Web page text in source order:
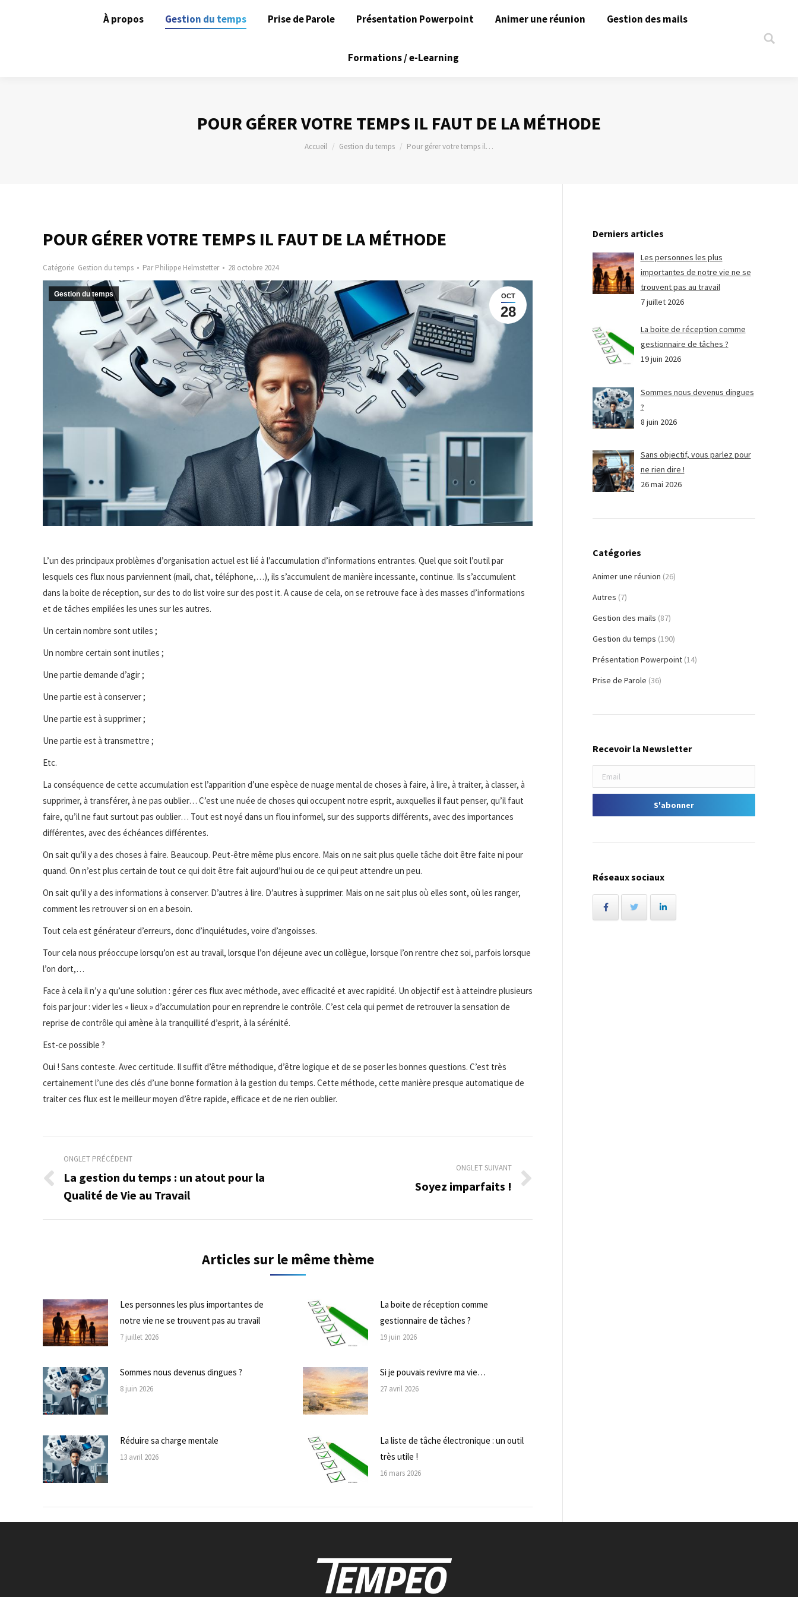
À propos Gestion du temps Prise de Parole Présentation Powerpoint Animer une réunion Gestion des mails
Formations / e-Learning
Search:
POUR GÉRER VOTRE TEMPS IL FAUT DE LA MÉTHODE
Vous êtes ici :
Accueil Gestion du temps Pour gérer votre temps il…
POUR GÉRER VOTRE TEMPS IL FAUT DE LA MÉTHODE
Catégorie Gestion du temps ParPhilippe Helmstetter 28 octobre 2024
OCT
28
Gestion du temps
L’un des principaux problèmes d’organisation actuel est lié à l’accumulation d’informations entrantes. Quel que soit l’outil par
lesquels ces flux nous parviennent (mail, chat, téléphone,…), ils s’accumulent de manière incessante, continue. Ils s’accumulent
dans la boite de réception, sur des to do list voire sur des post it. A cause de cela, on se retrouve face à des masses d’informations
et de tâches empilées les unes sur les autres.
Un certain nombre sont utiles ;
Un nombre certain sont inutiles ;
Une partie demande d’agir ;
Une partie est à conserver ;
Une partie est à supprimer ;
Une partie est à transmettre ;
Etc.
La conséquence de cette accumulation est l’apparition d’une espèce de nuage mental de choses à faire, à lire, à traiter, à classer, à
supprimer, à transférer, à ne pas oublier… C’est une nuée de choses qui occupent notre esprit, auxquelles il faut penser, qu’il faut
faire, qu’il ne faut surtout pas oublier… Tout est noyé dans un flou informel, sur des supports différents, avec des importances
différentes, avec des échéances différentes.
On sait qu’il y a des choses à faire. Beaucoup. Peut-être même plus encore. Mais on ne sait plus quelle tâche doit être faite ni pour
quand. On n’est plus certain de tout ce qui doit être fait aujourd’hui ou de ce qui peut attendre un peu.
On sait qu’il y a des informations à conserver. D’autres à lire. D’autres à supprimer. Mais on ne sait plus où elles sont, où les ranger,
comment les retrouver si on en a besoin.
Tout cela est générateur d’erreurs, donc d’inquiétudes, voire d’angoisses.
Tour cela nous préoccupe lorsqu’on est au travail, lorsque l’on déjeune avec un collègue, lorsque l’on rentre chez soi, parfois lorsque
l’on dort,…
Face à cela il n’y a qu’une solution : gérer ces flux avec méthode, avec efficacité et avec rapidité. Un objectif est à atteindre plusieurs
fois par jour : vider les « lieux » d’accumulation pour en reprendre le contrôle. C’est cela qui permet de retrouver la sensation de
reprise de contrôle qui amène à la tranquillité d’esprit, à la sérénité.
Est-ce possible ?
Oui ! Sans conteste. Avec certitude. Il suffit d’être méthodique, d’être logique et de se poser les bonnes questions. C’est très
certainement l’une des clés d’une bonne formation à la gestion du temps. Cette méthode, cette manière presque automatique de
traiter ces flux est le meilleur moyen d’être rapide, efficace et de ne rien oublier.
Navigation
de
commentaire
ONGLET PRÉCÉDENT
Onglet
précédent
La gestion du temps : un atout pour la
Qualité de Vie au Travail
ONGLET SUIVANT
Soyez imparfaits !
Articles sur le même thème
Les personnes les plus importantes de
notre vie ne se trouvent pas au travail
7 juillet 2026
La boite de réception comme
gestionnaire de tâches ?
19 juin 2026
Sommes nous devenus dingues ?
8 juin 2026
Si je pouvais revivre ma vie…
27 avril 2026
Réduire sa charge mentale
13 avril 2026
La liste de tâche électronique : un outil
très utile !
16 mars 2026
Derniers articles
Les personnes les plus
importantes de notre vie ne se
trouvent pas au travail
7 juillet 2026
La boite de réception comme
gestionnaire de tâches ?
19 juin 2026
Sommes nous devenus dingues
?
8 juin 2026
Sans objectif, vous parlez pour
ne rien dire !
26 mai 2026
Catégories
Animer une réunion (26)
Autres (7)
Gestion des mails (87)
Gestion du temps (190)
Présentation Powerpoint (14)
Prise de Parole (36)
Recevoir la Newsletter
Réseaux sociaux